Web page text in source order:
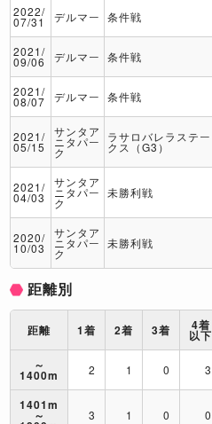
2022/
07/31 デルマー 条件戦
2021/
09/06 デルマー 条件戦
2021/
08/07 デルマー 条件戦
2021/
05/15
サンタア
ニタパー
ク
ラサロバレラステー
クス（G3）
2021/
04/03
サンタア
ニタパー
ク
未勝利戦
2020/
10/03
サンタア
ニタパー
ク
未勝利戦
距離別
距離 1着 2着 3着 4着
以下
～
1400m 2 1 0 3
1401m
～ 3 1 0 0